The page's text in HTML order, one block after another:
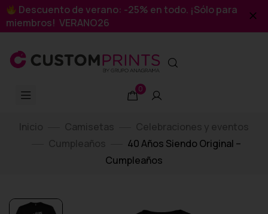
Descuento de verano: -25% en todo. ¡Sólo para
miembros! VERANO26
0
Inicio Camisetas
Celebraciones y eventos
Cumpleaños
40 Años Siendo Original –
Cumpleaños